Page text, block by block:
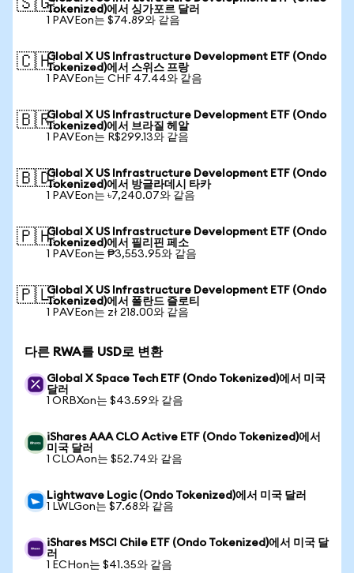
🇸🇬Tokenized)에서 싱가포르 달러
1 PAVEon는 $74.89와 같음
🇨🇭Global X US Infrastructure Development ETF (Ondo
Tokenized)에서 스위스 프랑
1 PAVEon는 CHF 47.44와 같음
🇧🇷Global X US Infrastructure Development ETF (Ondo
Tokenized)에서 브라질 헤알
1 PAVEon는 R$299.13와 같음
🇧🇩Global X US Infrastructure Development ETF (Ondo
Tokenized)에서 방글라데시 타카
1 PAVEon는 ৳7,240.07와 같음
🇵🇭Global X US Infrastructure Development ETF (Ondo
Tokenized)에서 필리핀 페소
1 PAVEon는 ₱3,553.95와 같음
🇵🇱Global X US Infrastructure Development ETF (Ondo
Tokenized)에서 폴란드 즐로티
1 PAVEon는 zł 218.00와 같음
다른 RWA를 USD로 변환
Global X Space Tech ETF (Ondo Tokenized)에서 미국
달러
1 ORBXon는 $43.59와 같음
iShares AAA CLO Active ETF (Ondo Tokenized)에서
미국 달러
1 CLOAon는 $52.74와 같음
Lightwave Logic (Ondo Tokenized)에서 미국 달러
1 LWLGon는 $7.68와 같음
iShares MSCI Chile ETF (Ondo Tokenized)에서 미국 달
러
1 ECHon는 $41.35와 같음